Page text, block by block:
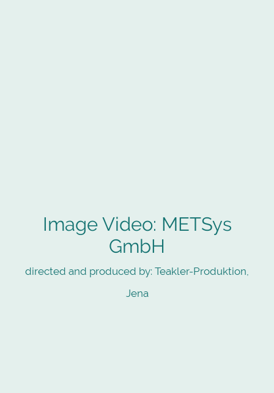
Image Video: METSys
GmbH
directed and produced by: Teakler-Produktion,
Jena